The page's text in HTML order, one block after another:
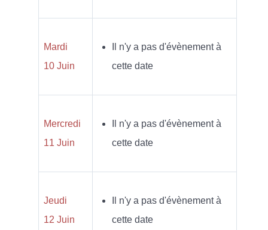
Mardi
10 Juin
Il n'y a pas d'évènement à
cette date
Mercredi
11 Juin
Il n'y a pas d'évènement à
cette date
Jeudi
12 Juin
Il n'y a pas d'évènement à
cette date